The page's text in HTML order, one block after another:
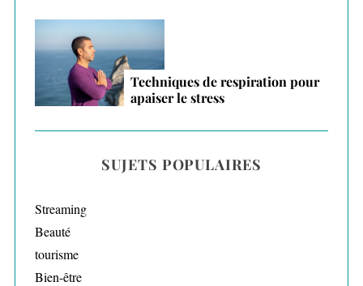
Techniques de respiration pour
apaiser le stress
SUJETS POPULAIRES
Streaming
Beauté
tourisme
Bien-être